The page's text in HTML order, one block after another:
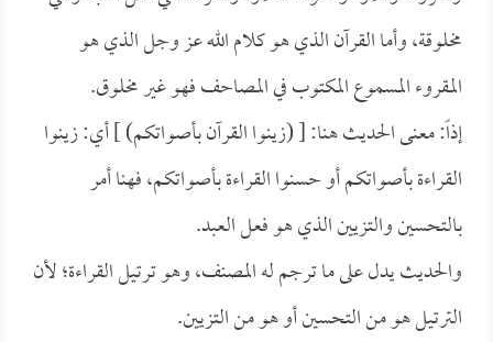
مخلوقة، وأما القرآن الذي هو كلام الله عز وجل الذي هو
المقروء المسموع المكتوب في المصاحف فهو غير مخلوق.
إذاً: معنى الحديث هنا: [ (زينوا القرآن بأصواتكم) ] أي: زينوا
القراءة بأصواتكم أو حسنوا القراءة بأصواتكم، فهنا أمر
بالتحسين والتزيين الذي هو فعل العبد.
والحديث يدل على ما ترجم له المصنف، وهو ترتيل القراءة؛ لأن
الترتيل هو من التحسين أو هو من التزيين.